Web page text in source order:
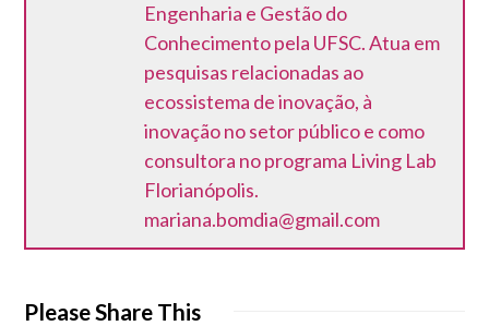
Engenharia e Gestão do
Conhecimento pela UFSC. Atua em
pesquisas relacionadas ao
ecossistema de inovação, à
inovação no setor público e como
consultora no programa Living Lab
Florianópolis.
mariana.bomdia@gmail.com
Please Share This